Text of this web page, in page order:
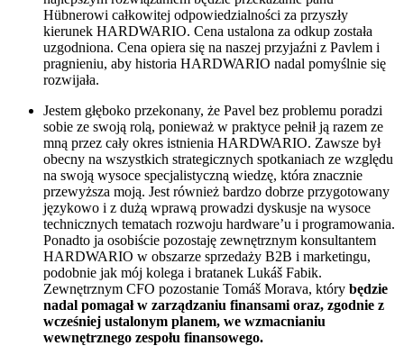
Hübnerowi całkowitej odpowiedzialności za przyszły
kierunek HARDWARIO. Cena ustalona za odkup została
uzgodniona. Cena opiera się na naszej przyjaźni z Pavlem i
pragnieniu, aby historia HARDWARIO nadal pomyślnie się
rozwijała.
Jestem głęboko przekonany, że Pavel bez problemu poradzi
sobie ze swoją rolą, ponieważ w praktyce pełnił ją razem ze
mną przez cały okres istnienia HARDWARIO. Zawsze był
obecny na wszystkich strategicznych spotkaniach ze względu
na swoją wysoce specjalistyczną wiedzę, która znacznie
przewyższa moją. Jest również bardzo dobrze przygotowany
językowo i z dużą wprawą prowadzi dyskusje na wysoce
technicznych tematach rozwoju hardware’u i programowania.
Ponadto ja osobiście pozostaję zewnętrznym konsultantem
HARDWARIO w obszarze sprzedaży B2B i marketingu,
podobnie jak mój kolega i bratanek Lukáš Fabik.
Zewnętrznym CFO pozostanie Tomáš Morava, który będzie
nadal pomagał w zarządzaniu finansami oraz, zgodnie z
wcześniej ustalonym planem, we wzmacnianiu
wewnętrznego zespołu finansowego.